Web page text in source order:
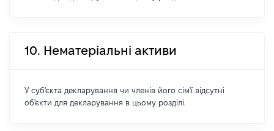
10. Нематеріальні активи
У суб'єкта декларування чи членів його сім'ї відсутні
об'єкти для декларування в цьому розділі.